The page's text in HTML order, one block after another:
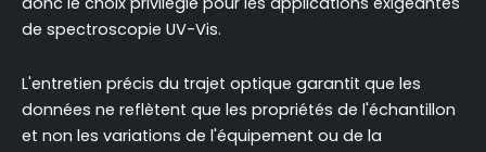
de spectroscopie UV-Vis.
L'entretien précis du trajet optique garantit que les
données ne reflètent que les propriétés de l'échantillon
et non les variations de l'équipement ou de la